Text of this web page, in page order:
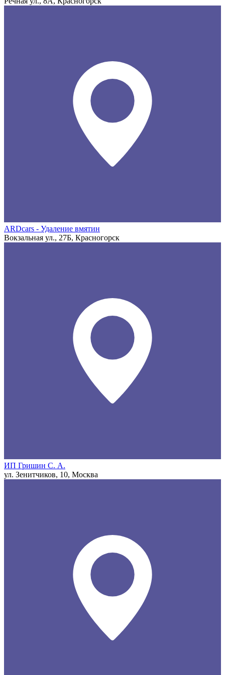
ARDcars - Удаление вмятин
Вокзальная ул., 27Б, Красногорск
ИП Гришин С. А.
ул. Зенитчиков, 10, Москва